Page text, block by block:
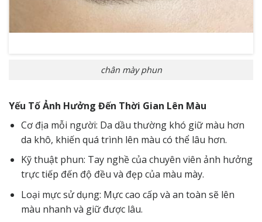
chân mày phun
Yếu Tố Ảnh Hưởng Đến Thời Gian Lên Màu
Cơ địa mỗi người: Da dầu thường khó giữ màu hơn
da khô, khiến quá trình lên màu có thể lâu hơn.
Kỹ thuật phun: Tay nghề của chuyên viên ảnh hưởng
trực tiếp đến độ đều và đẹp của màu mày.
Loại mực sử dụng: Mực cao cấp và an toàn sẽ lên
màu nhanh và giữ được lâu.